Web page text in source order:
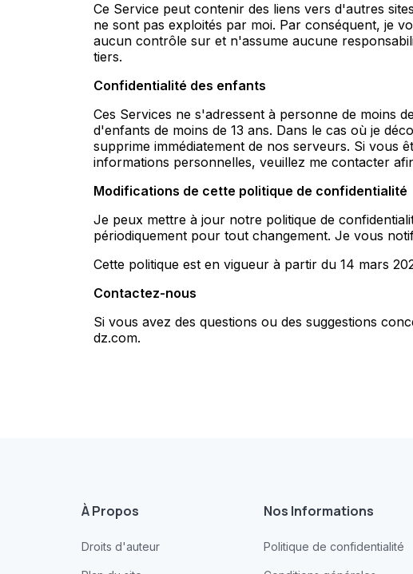
Ce Service peut contenir des liens vers d'autres
ne sont pas exploités par moi. Par conséquent, je
aucun contrôle sur et n'assume aucune
tiers.
Confidentialité des enfants
Ces Services ne s'adressent à personne de moins
d'enfants de moins de 13 ans. Dans le cas où je
supprime immédiatement de nos serveurs. Si
informations personnelles, veuillez me contacter
Modifications de cette politique de confidentialité
Je peux mettre à jour notre politique de
périodiquement pour tout changement. Je vous
Cette politique est en vigueur à partir du 14 mars
Contactez-nous
Si vous avez des questions ou des suggestions
dz.com.
À Propos
Droits d'auteur
Nos Informations
Politique de confidentialité